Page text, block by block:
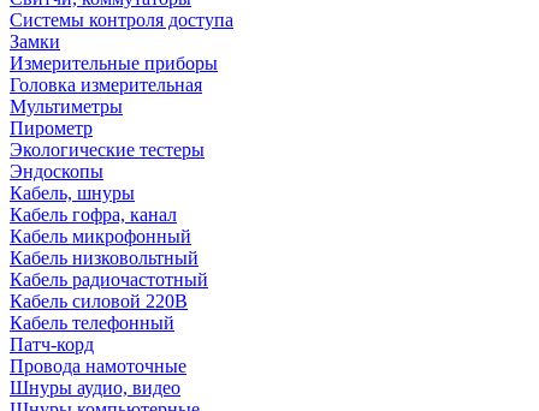
Системы контроля доступа
Замки
Измерительные приборы
Головка измерительная
Мультиметры
Пирометр
Экологические тестеры
Эндоскопы
Кабель, шнуры
Кабель гофра, канал
Кабель микрофонный
Кабель низковольтный
Кабель радиочастотный
Кабель силовой 220В
Кабель телефонный
Патч-корд
Провода намоточные
Шнуры аудио, видео